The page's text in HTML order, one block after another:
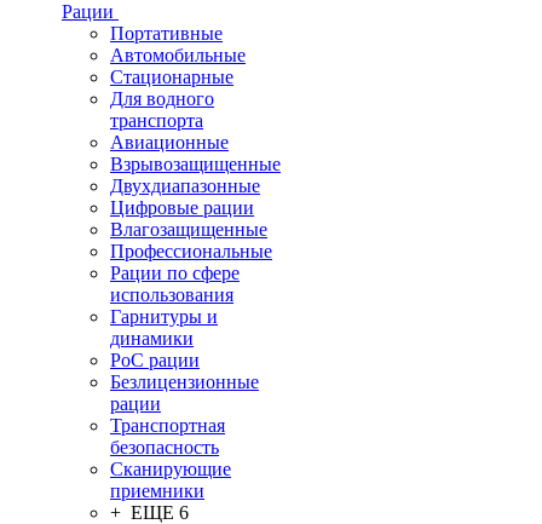
Рации
Портативные
Автомобильные
Стационарные
Для водного
транспорта
Авиационные
Взрывозащищенные
Двухдиапазонные
Цифровые рации
Влагозащищенные
Профессиональные
Рации по сфере
использования
Гарнитуры и
динамики
PoC рации
Безлицензионные
рации
Транспортная
безопасность
Сканирующие
приемники
+ ЕЩЕ 6